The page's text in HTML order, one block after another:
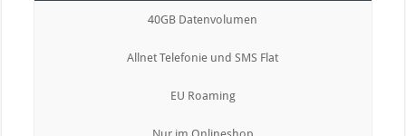
40GB Datenvolumen
Allnet Telefonie und SMS Flat
EU Roaming